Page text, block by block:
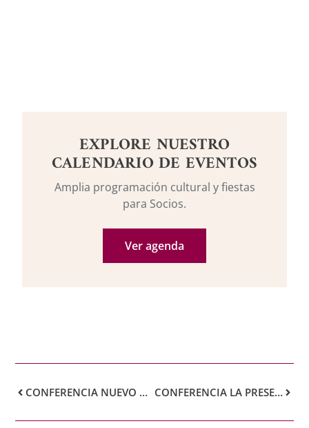
EXPLORE NUESTRO
CALENDARIO DE EVENTOS
Amplia programación cultural y fiestas
para Socios.
Ver agenda
CONFERENCIA NUEVO ATAQUE A NUESTRA LIBERTAD. ÁREAS DE BAJAS EMISIONES CONFERENCIA LA PRESENCIA DE BENITO PÉREZ GALDÓS